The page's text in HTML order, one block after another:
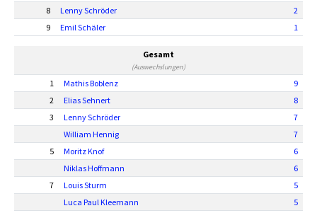
8
Lenny Schröder
2
9
Emil Schäler 1
Gesamt
(Auswechslungen)
1 Mathis Boblenz
9
2
Elias Sehnert
8
3
Lenny Schröder
7
William Hennig
7
5
Moritz Knof
6
Niklas Hoffmann
6
7
Louis Sturm
5
Luca Paul Kleemann
5